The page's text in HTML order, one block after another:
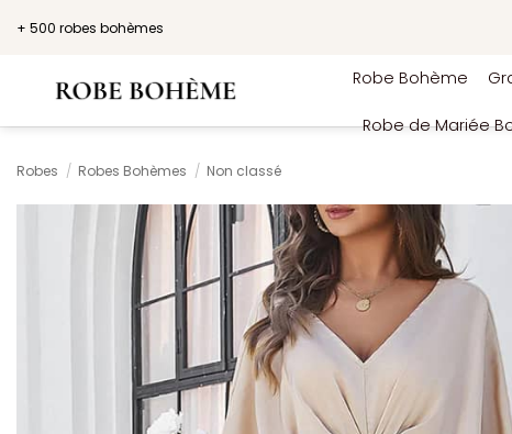
+ 500 robes bohèmes
Robe Bohème
Robe de Mariée
Robes / Robes Bohèmes / Non classé